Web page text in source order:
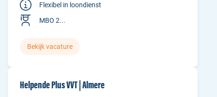
Flexibel in loondienst
MBO 2...
Bekijk vacature
Helpende Plus VVT | Almere